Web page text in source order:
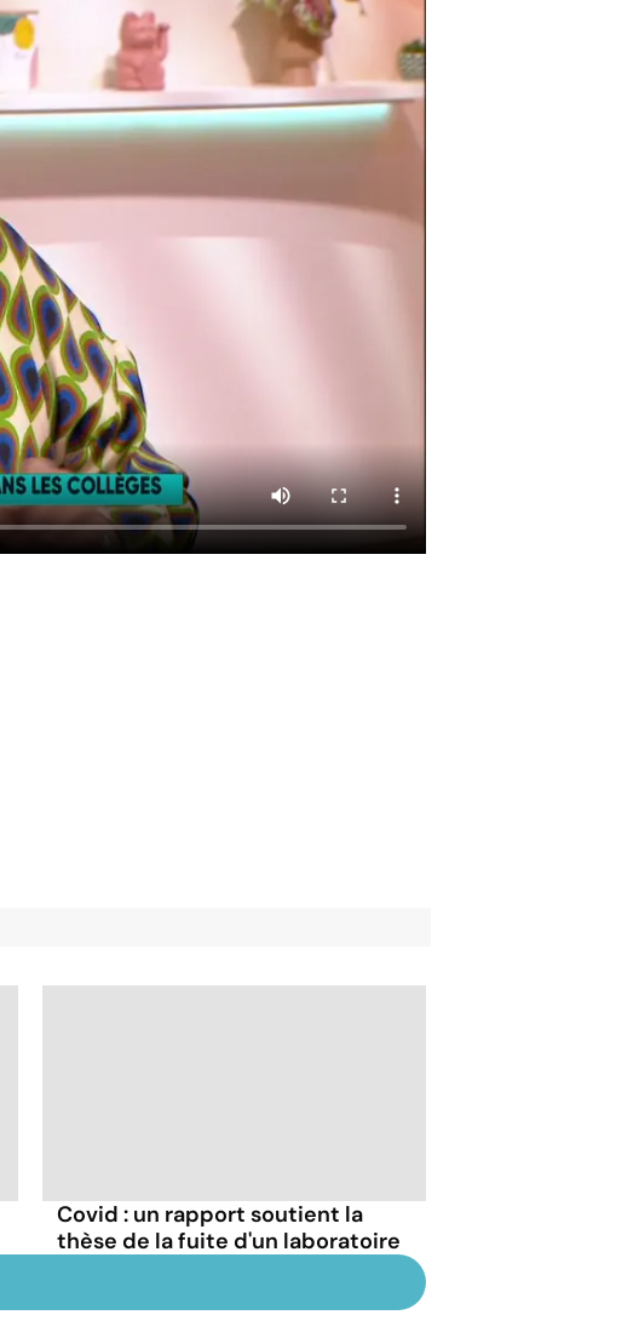
Covid : un rapport soutient la
thèse de la fuite d'un laboratoire